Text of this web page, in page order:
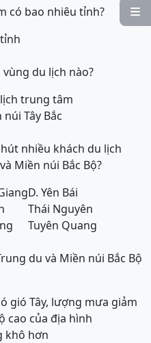

có bao nhiêu tỉnh?
du lịch nào?
trung tâm
núi Tây Bắc
nhiều khách du lịch
Miền núi Bắc Bộ?
D. Yên Bái
Thái Nguyên
Tuyên Quang
du và Miền núi Bắc Bộ
gió Tây, lượng mưa giảm
cao của địa hình
khô hơn